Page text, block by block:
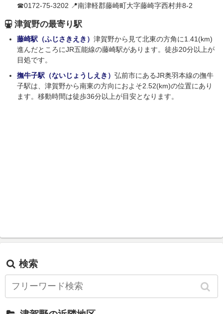
☎0172-75-3202 📍南津軽郡藤崎町大字藤崎字西村井8-2
津賀野の最寄り駅
藤崎駅（ふじさきえき） 津賀野から見て北東の方角に1.41(km)
進んだところにJR五能線の藤崎駅があります。徒歩20分以上が
目処です。
撫牛子駅（ないじょうしえき） 弘前市にあるJR奥羽本線の撫牛
子駅は、津賀野から南東の方向におよそ2.52(km)の位置にあり
ます。移動時間は徒歩36分以上が目安となります。
検索